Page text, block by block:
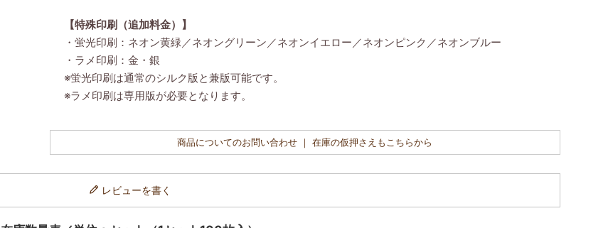
【特殊印刷（追加料金）】
・蛍光印刷：ネオン黄緑／ネオングリーン／ネオンイエロー／ネオンピンク／ネオンブルー
・ラメ印刷：金・銀
※蛍光印刷は通常のシルク版と兼版可能です。
※ラメ印刷は専用版が必要となります。
商品についてのお問い合わせ ｜ 在庫の仮押さえもこちらから
レビューを書く